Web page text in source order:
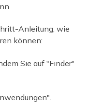
Anleitung, wie
können:
Sie auf "Finder"